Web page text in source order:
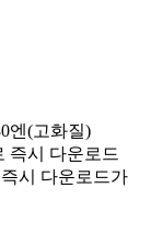
엔(고화질)
즉시 다운로드
시 다운로드가